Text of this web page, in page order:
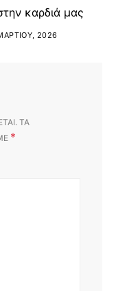
καρδιά μας
2026
ΤΑ
*